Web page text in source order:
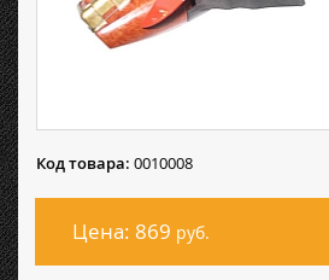
Код товара: 0010008
Цена: 869 руб.